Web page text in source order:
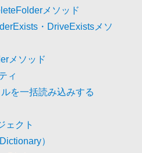
メソッド
・DriveExistsメソ
メソッド
ィ
を一括読み込みする
ェクト
）